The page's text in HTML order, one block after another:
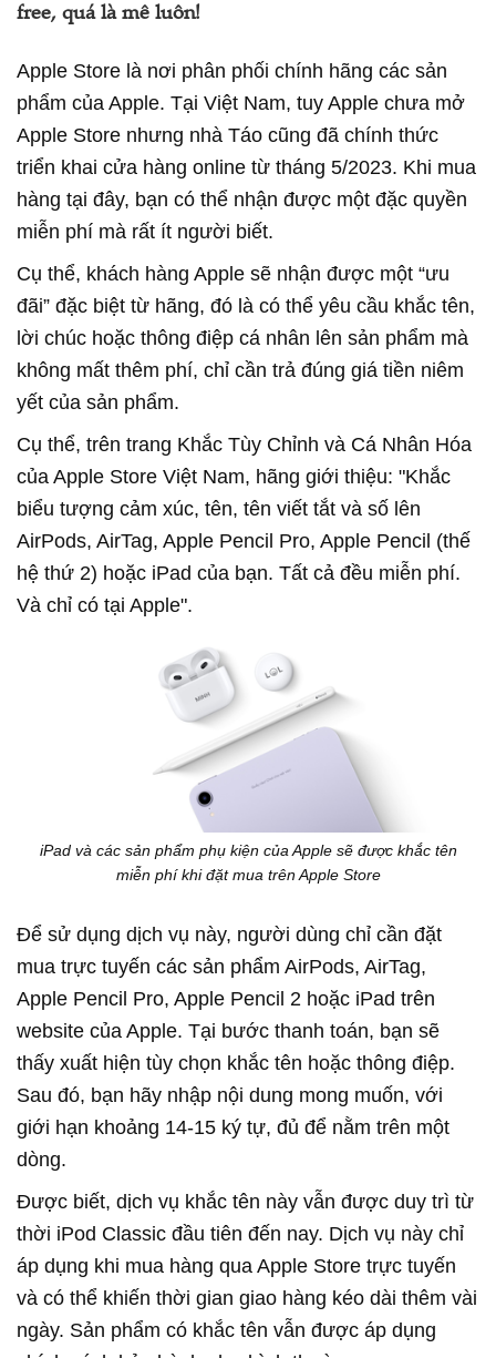
free, quá là mê luôn!
Apple Store là nơi phân phối chính hãng các sản
phẩm của Apple. Tại Việt Nam, tuy Apple chưa mở
Apple Store nhưng nhà Táo cũng đã chính thức
triển khai cửa hàng online từ tháng 5/2023. Khi mua
hàng tại đây, bạn có thể nhận được một đặc quyền
miễn phí mà rất ít người biết.
Cụ thể, khách hàng Apple sẽ nhận được một “ưu
đãi” đặc biệt từ hãng, đó là có thể yêu cầu khắc tên,
lời chúc hoặc thông điệp cá nhân lên sản phẩm mà
không mất thêm phí, chỉ cần trả đúng giá tiền niêm
yết của sản phẩm.
Cụ thể, trên trang Khắc Tùy Chỉnh và Cá Nhân Hóa
của Apple Store Việt Nam, hãng giới thiệu: "Khắc
biểu tượng cảm xúc, tên, tên viết tắt và số lên
AirPods, AirTag, Apple Pencil Pro, Apple Pencil (thế
hệ thứ 2) hoặc iPad của bạn. Tất cả đều miễn phí.
Và chỉ có tại Apple".
iPad và các sản phẩm phụ kiện của Apple sẽ được khắc tên
miễn phí khi đặt mua trên Apple Store
Để sử dụng dịch vụ này, người dùng chỉ cần đặt
mua trực tuyến các sản phẩm AirPods, AirTag,
Apple Pencil Pro, Apple Pencil 2 hoặc iPad trên
website của Apple. Tại bước thanh toán, bạn sẽ
thấy xuất hiện tùy chọn khắc tên hoặc thông điệp.
Sau đó, bạn hãy nhập nội dung mong muốn, với
giới hạn khoảng 14-15 ký tự, đủ để nằm trên một
dòng.
Được biết, dịch vụ khắc tên này vẫn được duy trì từ
thời iPod Classic đầu tiên đến nay. Dịch vụ này chỉ
áp dụng khi mua hàng qua Apple Store trực tuyến
và có thể khiến thời gian giao hàng kéo dài thêm vài
ngày. Sản phẩm có khắc tên vẫn được áp dụng